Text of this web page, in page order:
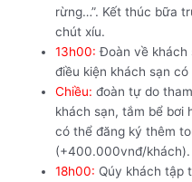
rừng…”. Kết thúc bữa
chút xíu.
13h00: Đoàn về khách
điều kiện khách sạn có
Chiều:đoàn tự do
khách sạn, tắm bể bơi
có thể đăng ký thêm
(+400.000vnđ/khách).
18h00: Qúy khách tập